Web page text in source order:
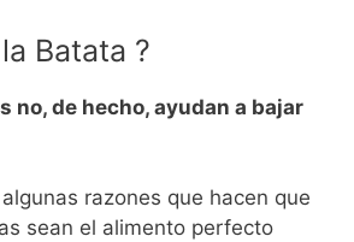
Batata ?
no, de hecho, ayudan a bajar
razones que hacen que
sean el alimento perfecto